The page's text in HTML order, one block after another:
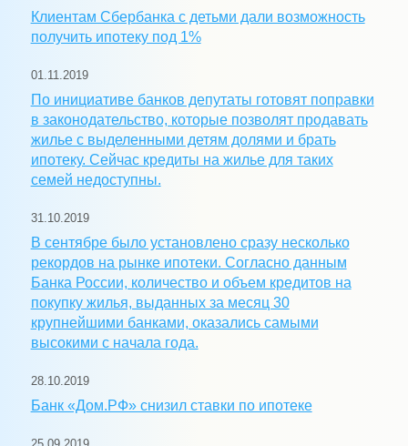
Клиентам Сбербанка с детьми дали возможность
получить ипотеку под 1%
01.11.2019
По инициативе банков депутаты готовят поправки
в законодательство, которые позволят продавать
жилье с выделенными детям долями и брать
ипотеку. Сейчас кредиты на жилье для таких
семей недоступны.
31.10.2019
В сентябре было установлено сразу несколько
рекордов на рынке ипотеки. Согласно данным
Банка России, количество и объем кредитов на
покупку жилья, выданных за месяц 30
крупнейшими банками, оказались самыми
высокими с начала года.
28.10.2019
Банк «Дом.РФ» снизил ставки по ипотеке